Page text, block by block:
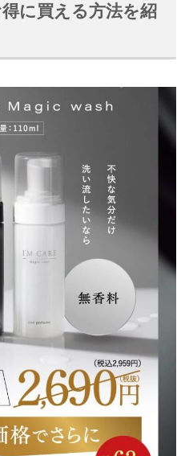
に買える方法を紹